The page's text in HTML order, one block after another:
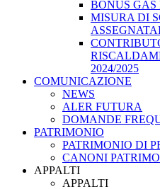
BONUS GAS
MISURA DI
2024/2025
COMUNICAZIONE
NEWS
ALER FUTURA
DOMANDE
PATRIMONIO
PATRIMONIO DI
CANONI
APPALTI
APPALTI